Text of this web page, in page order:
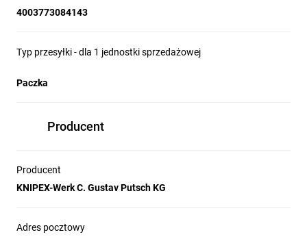
4003773084143
Typ przesyłki - dla 1 jednostki sprzedażowej
Paczka
Producent
Producent
KNIPEX-Werk C. Gustav Putsch KG
Adres pocztowy